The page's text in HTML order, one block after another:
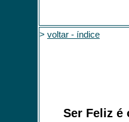
> voltar - índice
Ser Feliz é